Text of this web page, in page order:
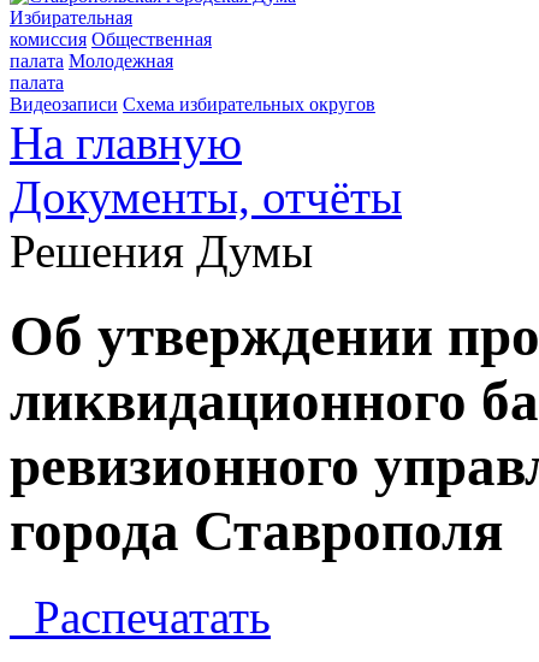
Избирательная
комиссия Общественная
палата Молодежная
палата
Видеозаписи Схема избирательных округов
На главную
Документы, отчёты
Решения Думы
Об утверждении
ликвидационного
ревизионного
города Ставрополя
Распечатать